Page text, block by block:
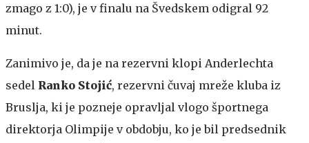
zmago z 1:0), je v finalu na Švedskem odigral 92
minut.
Zanimivo je, da je na rezervni klopi Anderlechta
sedel Ranko Stojić, rezervni čuvaj mreže kluba iz
Bruslja, ki je pozneje opravljal vlogo športnega
direktorja Olimpije v obdobju, ko je bil predsednik